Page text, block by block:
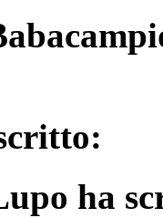
ha